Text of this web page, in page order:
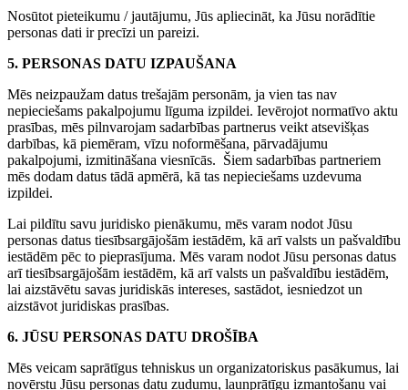
Nosūtot pieteikumu / jautājumu, Jūs apliecināt, ka Jūsu norādītie
personas dati ir precīzi un pareizi.
5. PERSONAS DATU IZPAUŠANA
Mēs neizpaužam datus trešajām personām, ja vien tas nav
nepieciešams pakalpojumu līguma izpildei. Ievērojot normatīvo aktu
prasības, mēs pilnvarojam sadarbības partnerus veikt atsevišķas
darbības, kā piemēram, vīzu noformēšana, pārvadājumu
pakalpojumi, izmitināšana viesnīcās. Šiem sadarbības partneriem
mēs dodam datus tādā apmērā, kā tas nepieciešams uzdevuma
izpildei.
Lai pildītu savu juridisko pienākumu, mēs varam nodot Jūsu
personas datus tiesībsargājošām iestādēm, kā arī valsts un pašvaldību
iestādēm pēc to pieprasījuma. Mēs varam nodot Jūsu personas datus
arī tiesībsargājošām iestādēm, kā arī valsts un pašvaldību iestādēm,
lai aizstāvētu savas juridiskās intereses, sastādot, iesniedzot un
aizstāvot juridiskas prasības.
6. JŪSU PERSONAS DATU DROŠĪBA
Mēs veicam saprātīgus tehniskus un organizatoriskus pasākumus, lai
novērstu Jūsu personas datu zudumu, ļaunprātīgu izmantošanu vai